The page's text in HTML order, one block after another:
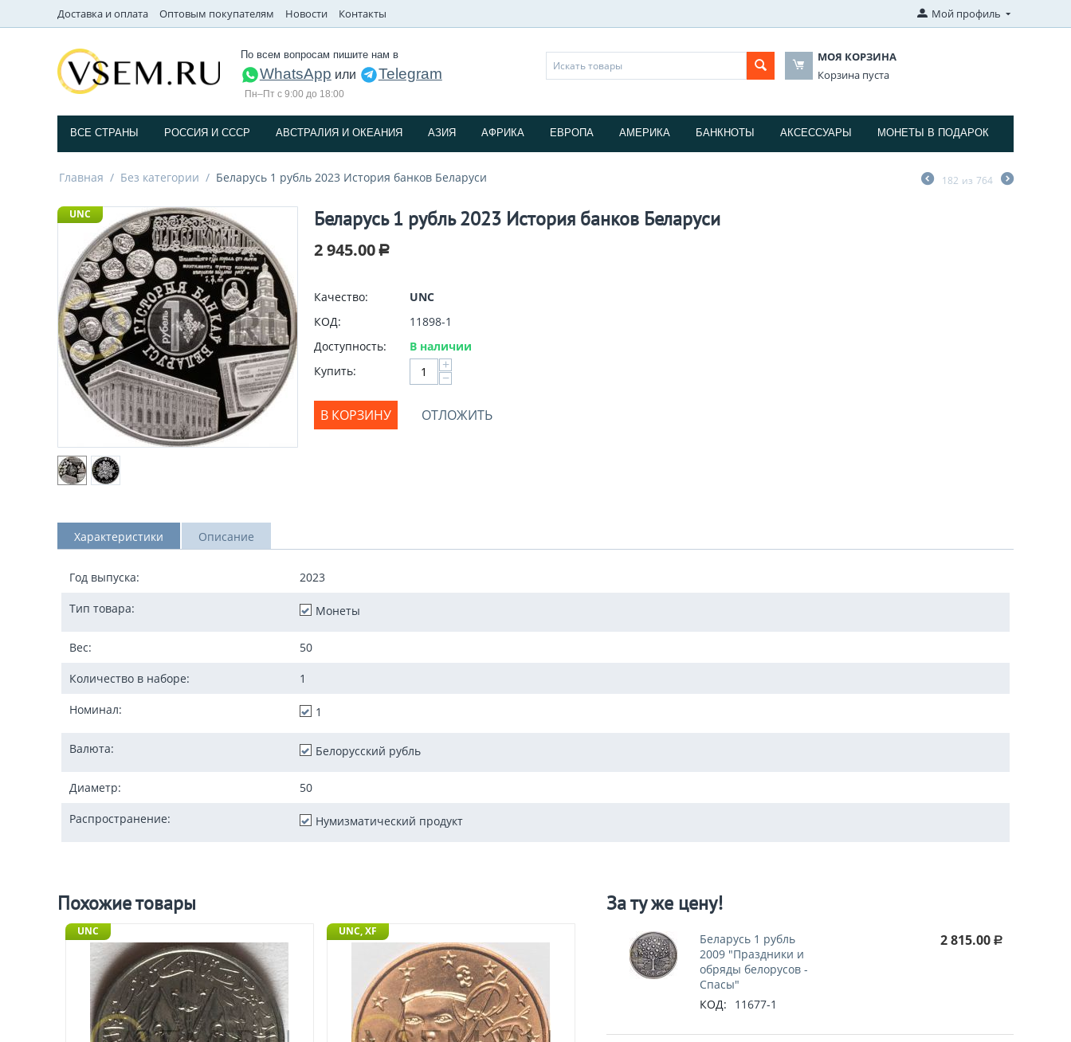
Доставка и оплата Оптовым покупателям Новости Контакты Мой профиль
По всем вопросам пишите нам в
WhatsApp или Telegram
Пн–Пт с 9:00 до 18:00
МОЯ КОРЗИНА
Корзина пуста
ВСЕ СТРАНЫ РОССИЯ И СССP АВСТРАЛИЯ И ОКЕАНИЯ АЗИЯ АФРИКА ЕВРОПА АМЕРИКА БАНКНОТЫ АКСЕССУАРЫ МОНЕТЫ В ПОДАРОК
Главная / Без категории / Беларусь 1 рубль 2023 История банков Беларуси 182 из 764
UNC Беларусь 1 рубль 2023 История банков Беларуси
2 945.00 Р
Качество:
UNC
КОД:
11898-1
Доступность:
В наличии
Купить:
+
−
В КОРЗИНУ ОТЛОЖИТЬ
Характеристики Описание
Год выпуска: 2023
Тип товара: Монеты
Вес: 50
Количество в наборе: 1
Номинал: 1
Валюта: Белорусский рубль
Диаметр: 50
Распространение: Нумизматический продукт
Похожие товары
UNC UNC, XF
За ту же цену!
Беларусь 1 рубль
2009 "Праздники и
обряды белорусов -
Спасы"
КОД:
11677-1
2 815.00 Р